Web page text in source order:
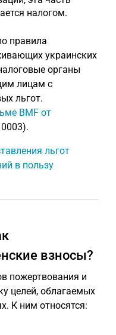
налогом.
правила
украинских
органы
лицам с
льгот.
BMF от
льгот
в пользу
взносы?
пожертвования и
целей, облагаемых
К ним относятся: